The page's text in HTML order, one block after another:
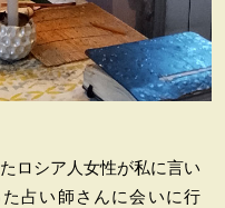
ロシア人女性が私に言い
占い師さんに会いに行